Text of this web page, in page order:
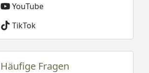
YouTube
TikTok
Häufige Fragen